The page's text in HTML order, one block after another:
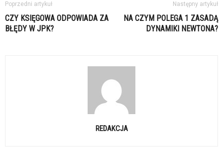
Poprzedni artykuł
CZY KSIĘGOWA ODPOWIADA ZA
BŁĘDY W JPK?
Następny artykuł
NA CZYM POLEGA 1 ZASADĄ
DYNAMIKI NEWTONA?
REDAKCJA